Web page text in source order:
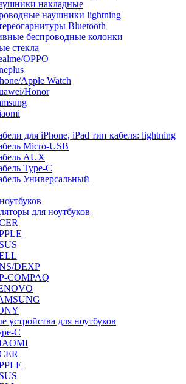
накладные
наушники lightning
Bluetooth
беспроводные колонки
стекла
OPPO
Apple Watch
Honor
для iPhone, iPad тип кабеля: lightning
Micro-USB
AUX
Type-C
Универсальный
для ноутбуков
DEXP
COMPAQ
устройства для ноутбуков
C